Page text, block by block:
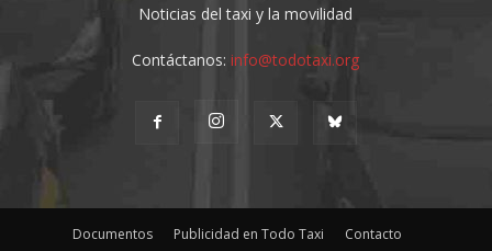
Noticias del taxi y la movilidad
Contáctanos:info@todotaxi.org
Documentos Publicidad en Todo Taxi
Contacto